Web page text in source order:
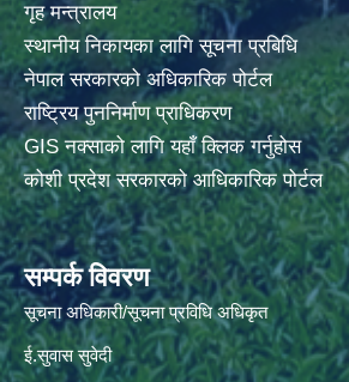
गृह मन्त्रालय
स्थानीय निकायका लागि सूचना प्रबिधि
नेपाल सरकारको अधिकारिक पोर्टल
राष्ट्रिय पुननिर्माण प्राधिकरण
GIS नक्साको लागि यहाँ क्लिक गर्नुहोस
कोशी प्रदेश सरकारको आधिकारिक पोर्टल
सम्पर्क विवरण
सूचना अधिकारी/सूचना प्रविधि अधिकृत
ई.सुवास सुवेदी